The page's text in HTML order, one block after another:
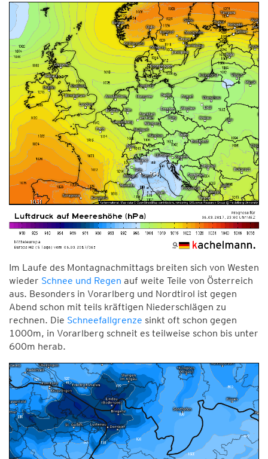
Im Laufe des Montagnachmittags breiten sich von Westen
wieder Schnee und Regen auf weite Teile von Österreich
aus. Besonders in Vorarlberg und Nordtirol ist gegen
Abend schon mit teils kräftigen Niederschlägen zu
rechnen. Die Schneefallgrenze sinkt oft schon gegen
1000m, in Vorarlberg schneit es teilweise schon bis unter
600m herab.